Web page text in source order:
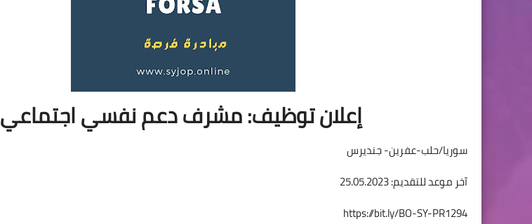
إعلان توظيف: مشرف دعم نفسي اجتماعي
سوريا/حلب-عفرين- جنديرس
آخر موعد للتقديم: 25.05.2023
https://bit.ly/BO-SY-PR1294